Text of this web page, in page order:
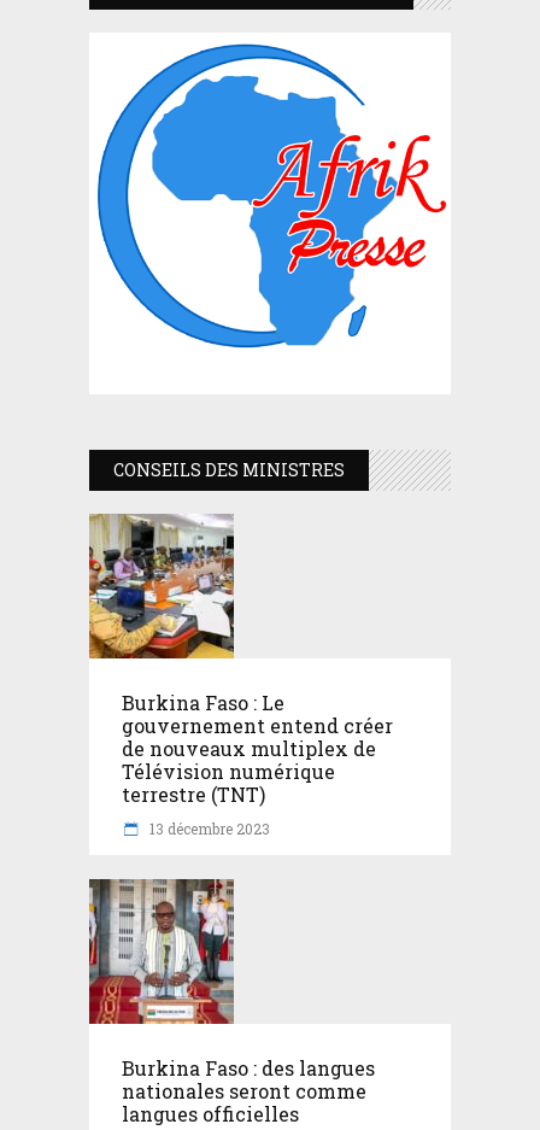
CONSEILS DES MINISTRES
Burkina Faso : Le
gouvernement entend créer
de nouveaux multiplex de
Télévision numérique
terrestre (TNT)
13 décembre 2023
Burkina Faso : des langues
nationales seront comme
langues officielles